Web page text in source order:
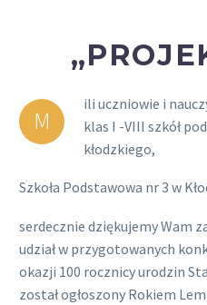
M
ili uczniowie i
klas I -VIII szkół
kłodzkiego,
Szkoła Podstawowa nr 3 w
serdecznie dziękujemy Wam
udział w przygotowanych
okazji 100 rocznicy urodzin
został ogłoszony Rokiem